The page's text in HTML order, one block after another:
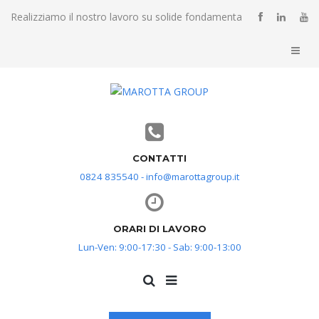
Realizziamo il nostro lavoro su solide fondamenta
CONTATTI
0824 835540 - info@marottagroup.it
ORARI DI LAVORO
Lun-Ven: 9:00-17:30 - Sab: 9:00-13:00